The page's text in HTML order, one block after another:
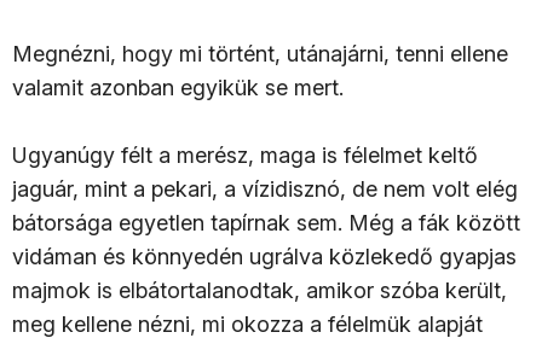
Megnézni, hogy mi történt, utánajárni, tenni ellene
valamit azonban egyikük se mert.
Ugyanúgy félt a merész, maga is félelmet keltő
jaguár, mint a pekari, a vízidisznó, de nem volt elég
bátorsága egyetlen tapírnak sem. Még a fák között
vidáman és könnyedén ugrálva közlekedő gyapjas
majmok is elbátortalanodtak, amikor szóba került,
meg kellene nézni, mi okozza a félelmük alapját